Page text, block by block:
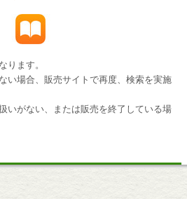
ります。
い場合、販売サイトで再度、検索を実施
いがない、または販売を終了している場